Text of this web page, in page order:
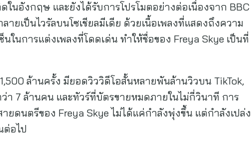
ในอังกฤษ และยังได้รับการโปรโมตอย่างต่อเนื่องจาก BBC
ยเป็นไวรัลบนโซเชียลมีเดีย ด้วยเนื้อเพลงที่แสดงถึงความ
ในการแต่งเพลงที่โดดเด่น ทำให้ชื่อของ Freya Skye เป็นที่
ล้านครั้ง มียอดวิววิดีโอสั้นหลายพันล้านวิวบน TikTok,
า 7 ล้านคน และทัวร์ที่บัตรขายหมดภายในไม่กี่วินาที การ
ดนตรีของ Freya Skye ไม่ได้แค่กำลังพุ่งขึ้น แต่กำลังเปล่ง
ต่อไป